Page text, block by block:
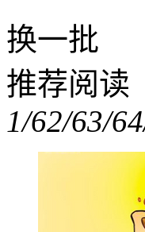
换一批
推荐阅读
1/62/63/6